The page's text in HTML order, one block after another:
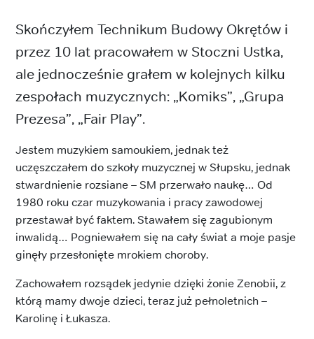
Skończyłem Technikum Budowy Okrętów i
przez 10 lat pracowałem w Stoczni Ustka,
ale jednocześnie grałem w kolejnych kilku
zespołach muzycznych: „Komiks”, „Grupa
Prezesa”, „Fair Play”.
Jestem muzykiem samoukiem, jednak też
uczęszczałem do szkoły muzycznej w Słupsku, jednak
stwardnienie rozsiane – SM przerwało naukę… Od
1980 roku czar muzykowania i pracy zawodowej
przestawał być faktem. Stawałem się zagubionym
inwalidą… Pogniewałem się na cały świat a moje pasje
ginęły przesłonięte mrokiem choroby.
Zachowałem rozsądek jedynie dzięki żonie Zenobii, z
którą mamy dwoje dzieci, teraz już pełnoletnich –
Karolinę i Łukasza.